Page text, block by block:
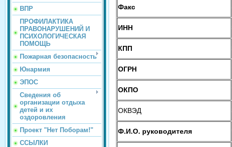
ВПР
ПРОФИЛАКТИКА
ПРАВОНАРУШЕНИЙ И
ПСИХОЛОГИЧЕСКАЯ
ПОМОЩЬ
Пожарная безопасность
Юнармия
ЭПОС
Сведения об
организации отдыха
детей и их
оздоровления
Проект "Нет Поборам!"
ССЫЛКИ
Факс
ИНН
КПП
ОГРН
ОКПО
ОКВЭД
Ф.И.О. руководителя